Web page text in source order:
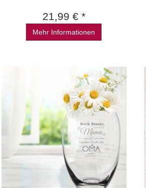
21,99 € *
Mehr Informationen